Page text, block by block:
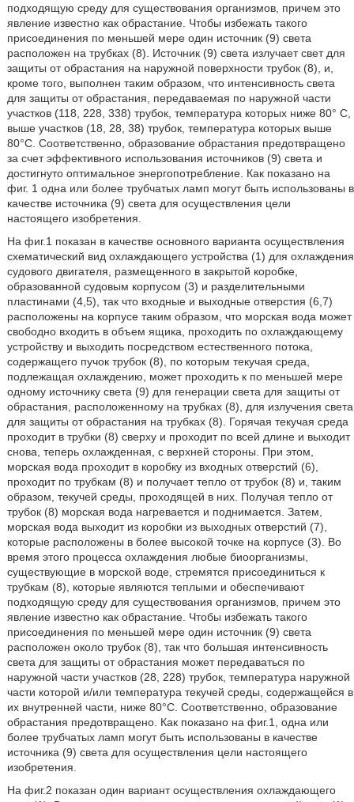
подходящую среду для существования организмов, причем это
явление известно как обрастание. Чтобы избежать такого
присоединения по меньшей мере один источник (9) света
расположен на трубках (8). Источник (9) света излучает свет для
защиты от обрастания на наружной поверхности трубок (8), и,
кроме того, выполнен таким образом, что интенсивность света
для защиты от обрастания, передаваемая по наружной части
участков (118, 228, 338) трубок, температура которых ниже 80° C,
выше участков (18, 28, 38) трубок, температура которых выше
80°C. Соответственно, образование обрастания предотвращено
за счет эффективного использования источников (9) света и
достигнуто оптимальное энергопотребление. Как показано на
фиг. 1 одна или более трубчатых ламп могут быть использованы в
качестве источника (9) света для осуществления цели
настоящего изобретения.
На фиг.1 показан в качестве основного варианта осуществления
схематический вид охлаждающего устройства (1) для охлаждения
судового двигателя, размещенного в закрытой коробке,
образованной судовым корпусом (3) и разделительными
пластинами (4,5), так что входные и выходные отверстия (6,7)
расположены на корпусе таким образом, что морская вода может
свободно входить в объем ящика, проходить по охлаждающему
устройству и выходить посредством естественного потока,
содержащего пучок трубок (8), по которым текучая среда,
подлежащая охлаждению, может проходить к по меньшей мере
одному источнику света (9) для генерации света для защиты от
обрастания, расположенному на трубках (8), для излучения света
для защиты от обрастания на трубках (8). Горячая текучая среда
проходит в трубки (8) сверху и проходит по всей длине и выходит
снова, теперь охлажденная, с верхней стороны. При этом,
морская вода проходит в коробку из входных отверстий (6),
проходит по трубкам (8) и получает тепло от трубок (8) и, таким
образом, текучей среды, проходящей в них. Получая тепло от
трубок (8) морская вода нагревается и поднимается. Затем,
морская вода выходит из коробки из выходных отверстий (7),
которые расположены в более высокой точке на корпусе (3). Во
время этого процесса охлаждения любые биоорганизмы,
существующие в морской воде, стремятся присоединиться к
трубкам (8), которые являются теплыми и обеспечивают
подходящую среду для существования организмов, причем это
явление известно как обрастание. Чтобы избежать такого
присоединения по меньшей мере один источник (9) света
расположен около трубок (8), так что большая интенсивность
света для защиты от обрастания может передаваться по
наружной части участков (28, 228) трубок, температура наружной
части которой и/или температура текучей среды, содержащейся в
их внутренней части, ниже 80°C. Соответственно, образование
обрастания предотвращено. Как показано на фиг.1, одна или
более трубчатых ламп могут быть использованы в качестве
источника (9) света для осуществления цели настоящего
изобретения.
На фиг.2 показан один вариант осуществления охлаждающего